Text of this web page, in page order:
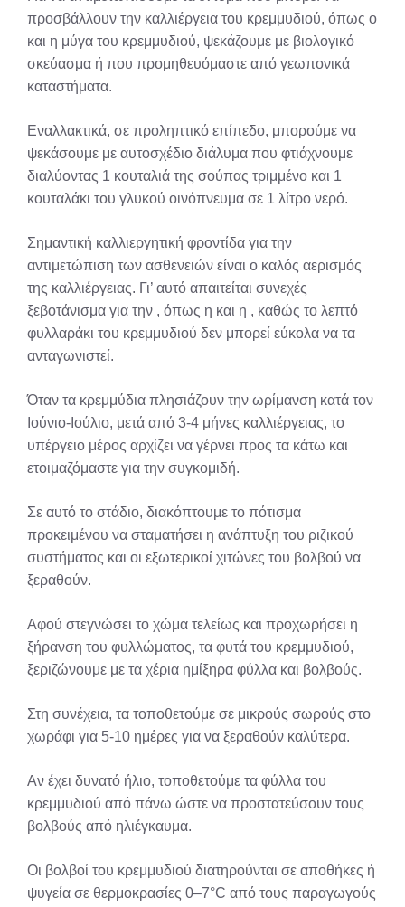
προσβάλλουν την καλλιέργεια του κρεμμυδιού, όπως ο
και η μύγα του κρεμμυδιού, ψεκάζουμε με βιολογικό
σκεύασμα ή που προμηθευόμαστε από γεωπονικά
καταστήματα.
Εναλλακτικά, σε προληπτικό επίπεδο, μπορούμε να
ψεκάσουμε με αυτοσχέδιο διάλυμα που φτιάχνουμε
διαλύοντας 1 κουταλιά της σούπας τριμμένο και 1
κουταλάκι του γλυκού οινόπνευμα σε 1 λίτρο νερό.
Σημαντική καλλιεργητική φροντίδα για την
αντιμετώπιση των ασθενειών είναι ο καλός αερισμός
της καλλιέργειας. Γι’ αυτό απαιτείται συνεχές
ξεβοτάνισμα για την , όπως η και η , καθώς το λεπτό
φυλλαράκι του κρεμμυδιού δεν μπορεί εύκολα να τα
ανταγωνιστεί.
Όταν τα κρεμμύδια πλησιάζουν την ωρίμανση κατά τον
Ιούνιο-Ιούλιο, μετά από 3-4 μήνες καλλιέργειας, το
υπέργειο μέρος αρχίζει να γέρνει προς τα κάτω και
ετοιμαζόμαστε για την συγκομιδή.
Σε αυτό το στάδιο, διακόπτουμε το πότισμα
προκειμένου να σταματήσει η ανάπτυξη του ριζικού
συστήματος και οι εξωτερικοί χιτώνες του βολβού να
ξεραθούν.
Αφού στεγνώσει το χώμα τελείως και προχωρήσει η
ξήρανση του φυλλώματος, τα φυτά του κρεμμυδιού,
ξεριζώνουμε με τα χέρια ημίξηρα φύλλα και βολβούς.
Στη συνέχεια, τα τοποθετούμε σε μικρούς σωρούς στο
χωράφι για 5-10 ημέρες για να ξεραθούν καλύτερα.
Αν έχει δυνατό ήλιο, τοποθετούμε τα φύλλα του
κρεμμυδιού από πάνω ώστε να προστατεύσουν τους
βολβούς από ηλιέγκαυμα.
Οι βολβοί του κρεμμυδιού διατηρούνται σε αποθήκες ή
ψυγεία σε θερμοκρασίες 0–7°C από τους παραγωγούς